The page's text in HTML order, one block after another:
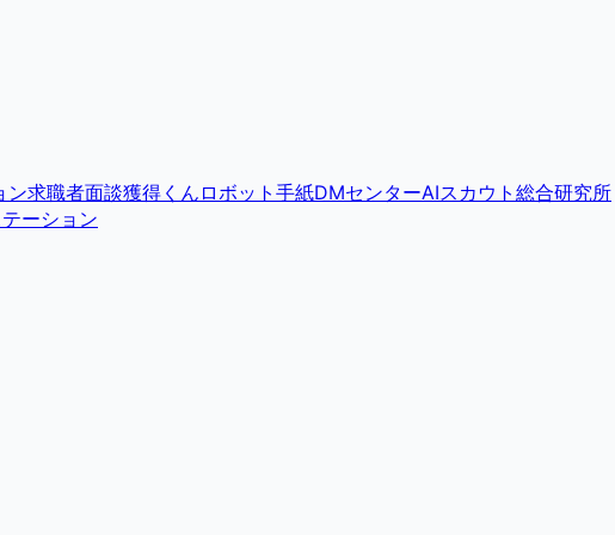
ン求職者面談獲得くん ロボット手紙DMセンターAIスカウト総合研究所
ーション